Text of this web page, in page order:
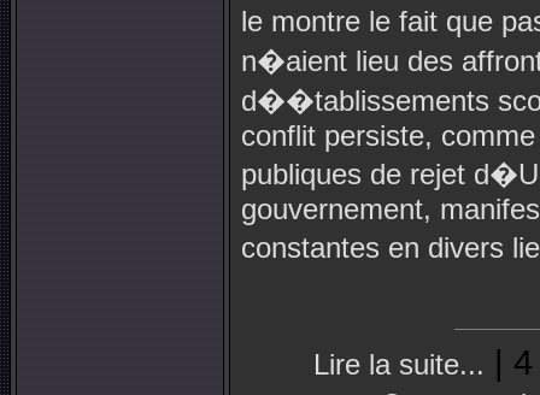
le montre le fait que
n�aient lieu des
d��tablissements
conflit persiste,
publiques de rejet
gouvernement,
constantes en divers
Lire la suite... |